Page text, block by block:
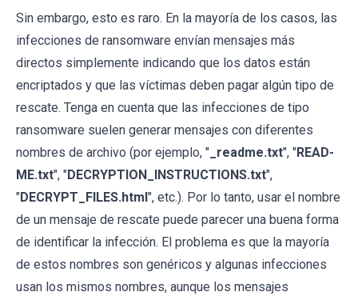
Sin embargo, esto es raro. En la mayoría de los casos, las
infecciones de ransomware envían mensajes más
directos simplemente indicando que los datos están
encriptados y que las víctimas deben pagar algún tipo de
rescate. Tenga en cuenta que las infecciones de tipo
ransomware suelen generar mensajes con diferentes
nombres de archivo (por ejemplo, " _readme.txt", "READ-
ME.txt", "DECRYPTION_INSTRUCTIONS.txt",
"DECRYPT_FILES.html ", etc.). Por lo tanto, usar el nombre
de un mensaje de rescate puede parecer una buena forma
de identificar la infección. El problema es que la mayoría
de estos nombres son genéricos y algunas infecciones
usan los mismos nombres, aunque los mensajes